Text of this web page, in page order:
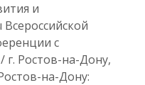
и
с
Ростов-на-Дону,
на-Дону: